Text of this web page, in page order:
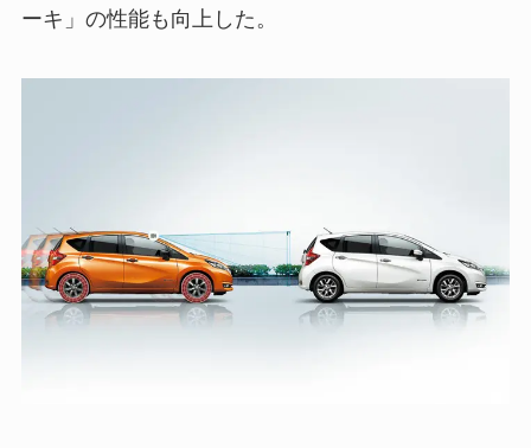
ーキ」の性能も向上した。